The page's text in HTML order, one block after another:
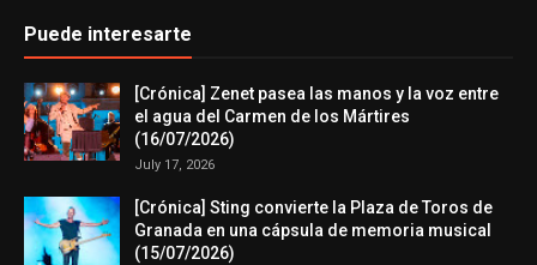
Puede interesarte
[Crónica] Zenet pasea las manos y la voz entre
el agua del Carmen de los Mártires
(16/07/2026)
July 17, 2026
[Crónica] Sting convierte la Plaza de Toros de
Granada en una cápsula de memoria musical
(15/07/2026)